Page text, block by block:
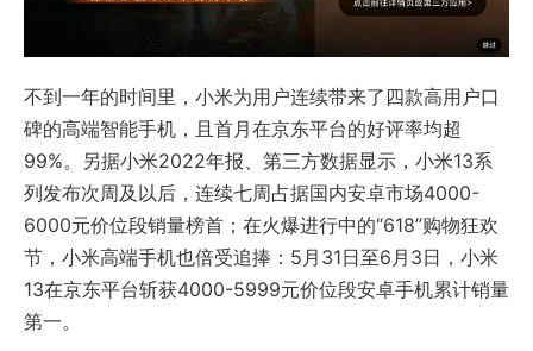
不到一年的时间里，小米为用户连续带来了四款高用户口
碑的高端智能手机，且首月在京东平台的好评率均超
99%。另据小米2022年报、第三方数据显示，小米13系
列发布次周及以后，连续七周占据国内安卓市场4000-
6000元价位段销量榜首；在火爆进行中的“618”购物狂欢
节，小米高端手机也倍受追捧：5月31日至6月3日，小米
13在京东平台斩获4000-5999元价位段安卓手机累计销量
第一。